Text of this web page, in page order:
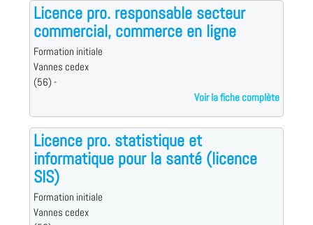
Licence pro. responsable secteur
commercial, commerce en ligne
Formation initiale
Vannes cedex
(56) -
Voir la fiche complète
Licence pro. statistique et
informatique pour la santé (licence
SIS)
Formation initiale
Vannes cedex